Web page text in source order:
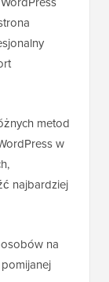
metod
w
najbardziej
na